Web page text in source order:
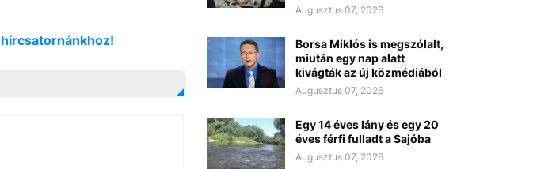
Augusztus 07, 2026
Borsa Miklós is megszólalt,
miután egy nap alatt
kivágták az új közmédiából
Augusztus 07, 2026
Egy 14 éves lány és egy 20
éves férfi fulladt a Sajóba
Augusztus 07, 2026